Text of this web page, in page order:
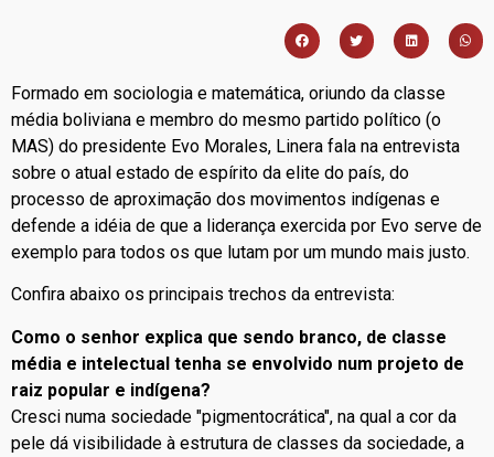
Formado em sociologia e matemática, oriundo da classe
média boliviana e membro do mesmo partido político (o
MAS) do presidente Evo Morales, Linera fala na entrevista
sobre o atual estado de espírito da elite do país, do
processo de aproximação dos movimentos indígenas e
defende a idéia de que a liderança exercida por Evo serve de
exemplo para todos os que lutam por um mundo mais justo.
Confira abaixo os principais trechos da entrevista:
Como o senhor explica que sendo branco, de classe
média e intelectual tenha se envolvido num projeto de
raiz popular e indígena?
Cresci numa sociedade "pigmentocrática", na qual a cor da
pele dá visibilidade à estrutura de classes da sociedade, a